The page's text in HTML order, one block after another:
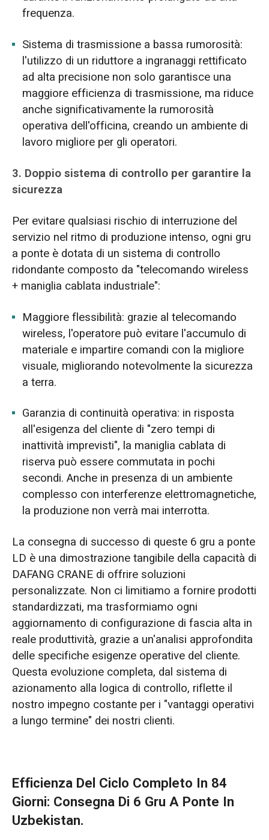
frequenza.
Sistema di trasmissione a bassa rumorosità:
l'utilizzo di un riduttore a ingranaggi rettificato
ad alta precisione non solo garantisce una
maggiore efficienza di trasmissione, ma riduce
anche significativamente la rumorosità
operativa dell'officina, creando un ambiente di
lavoro migliore per gli operatori.
3. Doppio sistema di controllo per garantire la
sicurezza
Per evitare qualsiasi rischio di interruzione del
servizio nel ritmo di produzione intenso, ogni gru
a ponte è dotata di un sistema di controllo
ridondante composto da "telecomando wireless
+ maniglia cablata industriale":
Maggiore flessibilità: grazie al telecomando
wireless, l'operatore può evitare l'accumulo di
materiale e impartire comandi con la migliore
visuale, migliorando notevolmente la sicurezza
a terra.
Garanzia di continuità operativa: in risposta
all'esigenza del cliente di "zero tempi di
inattività imprevisti", la maniglia cablata di
riserva può essere commutata in pochi
secondi. Anche in presenza di un ambiente
complesso con interferenze elettromagnetiche,
la produzione non verrà mai interrotta.
La consegna di successo di queste 6 gru a ponte
LD è una dimostrazione tangibile della capacità di
DAFANG CRANE di offrire soluzioni
personalizzate. Non ci limitiamo a fornire prodotti
standardizzati, ma trasformiamo ogni
aggiornamento di configurazione di fascia alta in
reale produttività, grazie a un'analisi approfondita
delle specifiche esigenze operative del cliente.
Questa evoluzione completa, dal sistema di
azionamento alla logica di controllo, riflette il
nostro impegno costante per i "vantaggi operativi
a lungo termine" dei nostri clienti.
Efficienza Del Ciclo Completo In 84
Giorni: Consegna Di 6 Gru A Ponte In
Uzbekistan.